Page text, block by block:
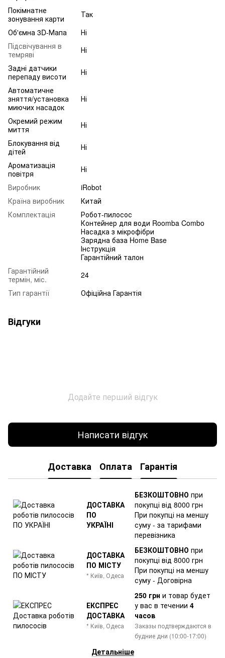
Покімнатне
зонування карти
Так
Об'ємна 3D-Мапа
Ні
Підсвічування в
темряві
Ні
Задні датчики
перепаду висоти
Ні
Автоматичне
зняття/установка
миючих насадок
Ні
Окремий режим
миття
Ні
Блокування від
дітей
Ні
Ароматизація
повітря
Ні
Виробник
iRobot
Країна виробник
Китай
Комплектація
Робот-пилосос
Контейнер для води Roomba Combo
Насадка з мікрофібри
Зарядна база Home Base
Інструкція
Гарантійний талон
Гарантійний
термін, міс.
24
Тип гарантії
Офіційна Гарантія
Відгуки
Додайте перший відгук
Написати відгук
Доставка Оплата Гарантія
ДОСТАВКА
ПО
УКРАЇНІ
БЕЗКОШТОВНО при
покупці від 8000 грн
При покупці на меншу
суму - за тарифами
перевізника
ДОСТАВКА
ПО МІСТУ
* Київ, Одеса
БЕЗКОШТОВНО при
покупці від 8000 грн
При покупці на меншу
суму - Договірна
ЕКСПРЕС
ДОСТАВКА
* Київ, Одеса
250 грн и товар будет
у вас в течении 4
часов
Заказы подтверждаются в
будние дни (10:00-17:00)
Детальніше